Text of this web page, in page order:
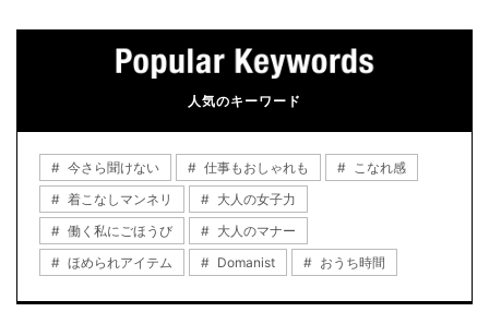
人気のキーワード
今さら聞けない 仕事もおしゃれも
こなれ感
着こなしマンネリ
大人の女子力
働く私にごほうび
大人のマナー
ほめられアイテム
Domanist おうち時間